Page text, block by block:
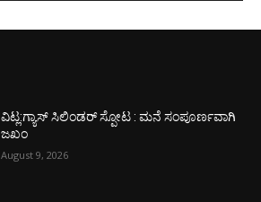
ವಿಟ್ಲ:ಗ್ಯಾಸ್ ಸಿಲಿಂಡರ್ ಸ್ಪೋಟ : ಮನೆ ಸಂಪೂರ್ಣವಾಗಿ
ಜಖಂ
August 9, 2026